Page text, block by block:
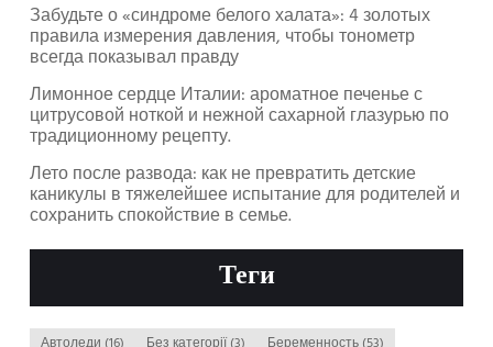
Забудьте о «синдроме белого халата»: 4 золотых
правила измерения давления, чтобы тонометр
всегда показывал правду
Лимонное сердце Италии: ароматное печенье с
цитрусовой ноткой и нежной сахарной глазурью по
традиционному рецепту.
Лето после развода: как не превратить детские
каникулы в тяжелейшее испытание для родителей и
сохранить спокойствие в семье.
Теги